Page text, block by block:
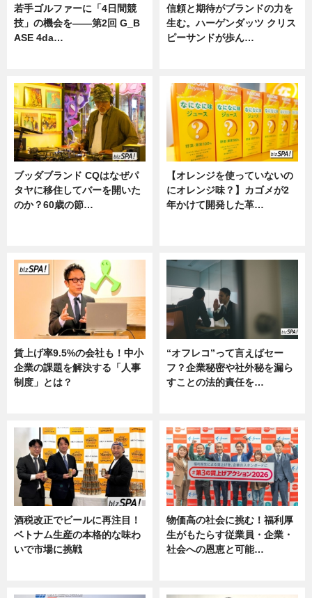
若手ゴルファーに「4日間競
技」の機会を——第2回 G_B
ASE 4da…
信頼と期待がブランドの力を
生む。ハーゲンダッツ クリス
ピーサンドが歩ん…
ブッダブランド CQはなぜパ
タヤに移住してバーを開いた
のか？60歳の節…
【オレンジを使っていないの
にオレンジ味？】カゴメが2
年かけて開発した革…
賃上げ率9.5%の会社も！中小
企業の課題を解決する「人事
制度」とは？
“オフレコ”って言えばセー
フ？企業秘密や社外秘を漏ら
すことの法的責任を…
酒税改正でビールに再注目！
ベトナム生産の本格的な味わ
いで市場に挑戦
物価高の社会に挑む！福利厚
生がもたらす従業員・企業・
社会への恩恵と可能…